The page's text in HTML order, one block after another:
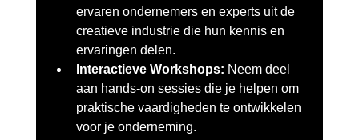
ervaren ondernemers en experts uit de
creatieve industrie die hun kennis en
ervaringen delen.
Interactieve Workshops: Neem deel
aan hands-on sessies die je helpen om
praktische vaardigheden te ontwikkelen
voor je onderneming.